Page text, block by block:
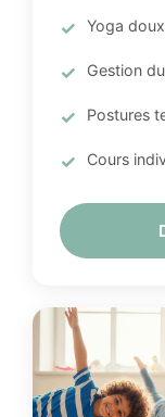
Yoga
Gestion
Postures
Cours